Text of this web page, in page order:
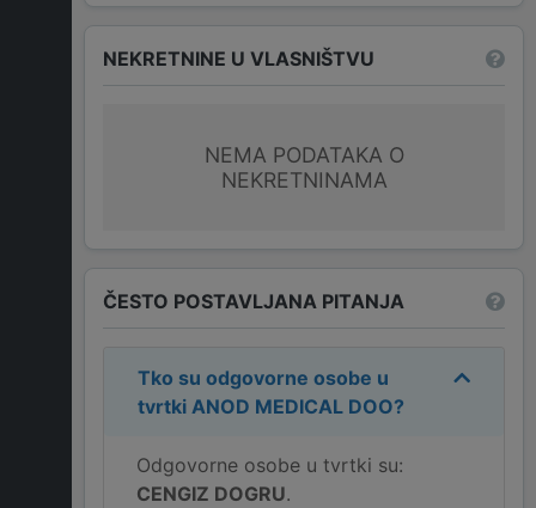
NEKRETNINE U VLASNIŠTVU
NEMA PODATAKA O
NEKRETNINAMA
ČESTO POSTAVLJANA PITANJA
Tko su odgovorne osobe u
tvrtki ANOD MEDICAL DOO?
Odgovorne osobe u tvrtki su:
CENGIZ DOGRU.